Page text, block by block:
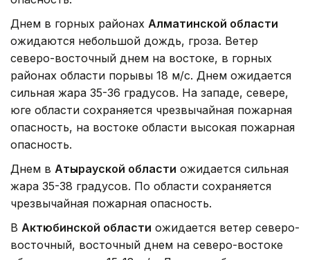
Днем в горных районах Алматинской области
ожидаются небольшой дождь, гроза. Ветер
северо-восточный днем на востоке, в горных
районах области порывы 18 м/с. Днем ожидается
сильная жара 35-36 градусов. На западе, севере,
юге области сохраняется чрезвычайная пожарная
опасность, на востоке области высокая пожарная
опасность.
Днем в Атырауской области ожидается сильная
жара 35-38 градусов. По области сохраняется
чрезвычайная пожарная опасность.
В Актюбинской области ожидается ветер северо-
восточный, восточный днем на северо-востоке